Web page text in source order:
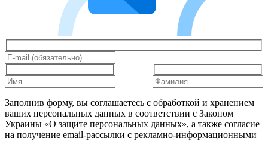
Заполнив форму, вы соглашаетесь с обработкой и хранением
ваших персональных данных в соответствии с Законом
Украины «О защите персональных данных», а также согласие
на получение email-рассылки с рекламно-информационными